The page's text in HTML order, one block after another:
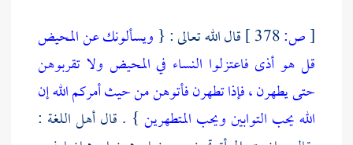
[ص: قال الله تعالى : { ويسألونك عن المحيض
قل هو أذى فاعتزلوا النساء في المحيض ولا تقربوهن
حتى يطهرن ، فإذا تطهرن فأتوهن من حيث أمركم الله إن
الله يحب التوابين ويحب المتطهرين } . قال أهل اللغة :